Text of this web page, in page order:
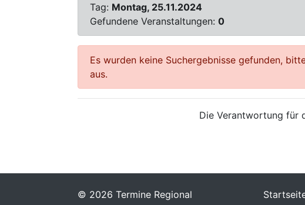
Tag: Montag, 25.11.2024
Gefundene Veranstaltungen: 0
Es wurden keine Suchergebnisse gefunden,
aus.
Die Verantwortung für
© 2026 Termine Regional